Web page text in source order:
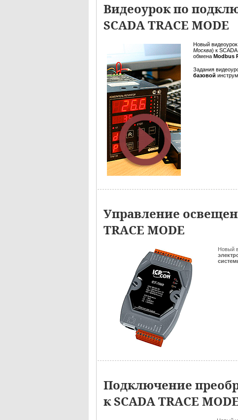
Видеоурок по
SCADA TRACE MODE
Новый
Москва) к
обмена Modbus
Задания
базовой
Управление
TRACE MODE
Новый
Подключение
к SCADA TRACE